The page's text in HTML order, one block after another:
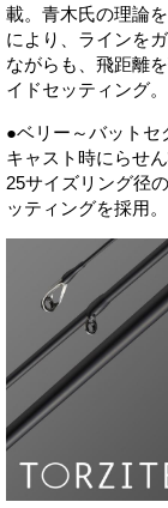
載。青木氏の理論
により、ラインを
ながらも、飛距離
イドセッティング。
●ベリー～バットセ
キャスト時にらせ
25サイズリング径
ッティングを採用。